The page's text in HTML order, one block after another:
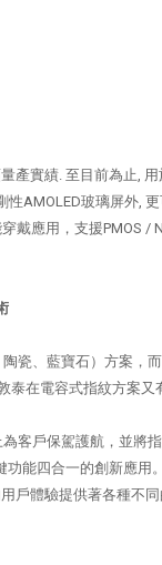
實績. 至目前為止,
AMOLED玻璃屏外,
應用，支援PMOS /
瓷、藍寶石）方案，
在電容式指紋方案
客戶保駕護航，並將
能四合一的創新應
戶體驗提供著各種不